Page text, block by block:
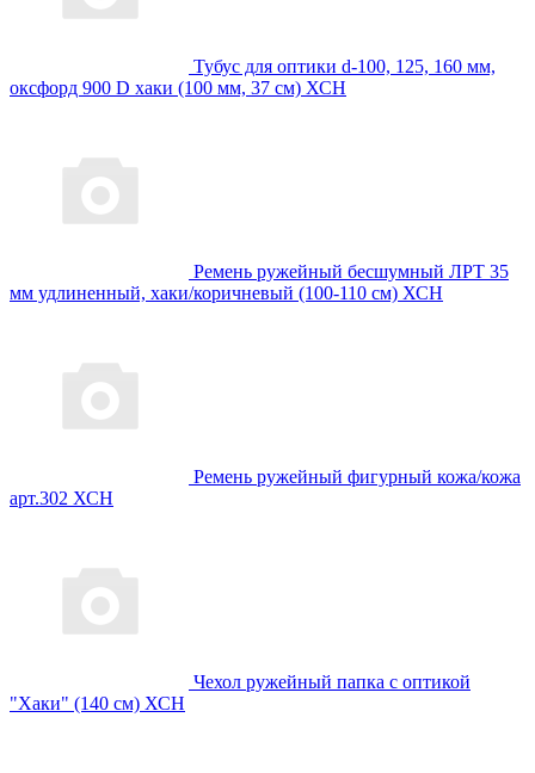
Тубус для оптики d-100, 125, 160 мм,
оксфорд 900 D хаки (100 мм, 37 см) ХСН
Ремень ружейный бесшумный ЛРТ 35
мм удлиненный, хаки/коричневый (100-110 см) ХСН
Ремень ружейный фигурный кожа/кожа
арт.302 ХСН
Чехол ружейный папка с оптикой
"Хаки" (140 см) ХСН